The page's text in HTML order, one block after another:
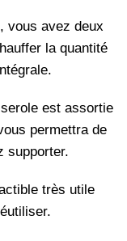
vous avez deux
la quantité
est assortie
permettra de
supporter.
très utile